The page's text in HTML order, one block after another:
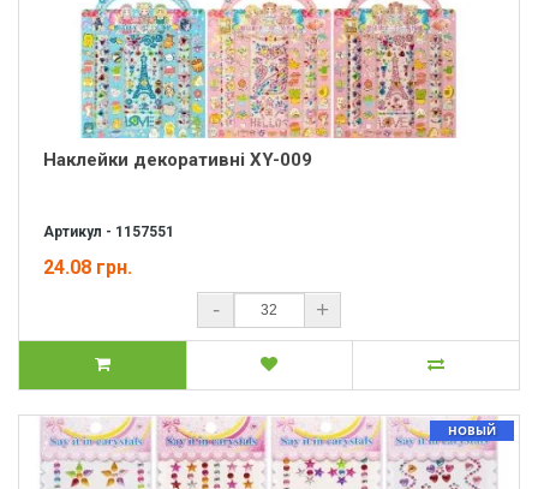
Наклейки декоративні XY-009
Артикул - 1157551
24.08 грн.
- +
НОВЫЙ